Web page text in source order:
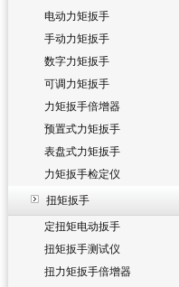
电动力矩扳手
手动力矩扳手
数字力矩扳手
可调力矩扳手
力矩扳手倍增器
预置式力矩扳手
表盘式力矩扳手
力矩扳手检定仪
扭矩扳手
定扭矩电动扳手
扭矩扳手测试仪
扭力矩扳手倍增器